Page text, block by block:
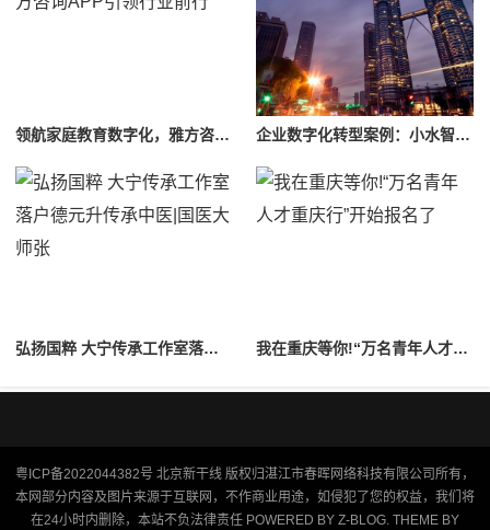
领航家庭教育数字化，雅方咨询APP引领行业前行 企业数字化转型案例：小水智能亮相心理健康发展大会
弘扬国粹 大宁传承工作室落户德元升传承中医|国医大师张 我在重庆等你!“万名青年人才重庆行”开始报名了
粤ICP备2022044382号 北京新干线 版权归湛江市春晖网络科技有限公司所有，
本网部分内容及图片来源于互联网，不作商业用途，如侵犯了您的权益，我们将
在24小时内删除，本站不负法律责任 POWERED BY Z-BLOG. THEME BY